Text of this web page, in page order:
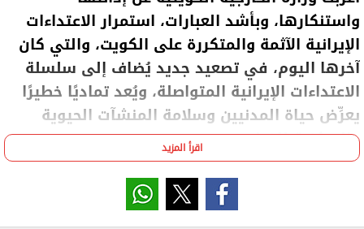
واستنكارها، وبأشد العبارات، استمرار الاعتداءات
الإيرانية الآثمة والمتكررة على الكويت، والتي كان
آخرها اليوم، في تصعيد جديد يُضاف إلى سلسلة
الاعتداءات الإيرانية المتواصلة، ويُعد تماديًا خطيرًا
يعرِّض حياة المدنيين وسلامة المنشآت الحيوية
والسكنية للخطر.
الوزارة، في بيان، اليوم الأربعاء، أن تكرار هذه
الاعتداءات يعكس نهجًا عدوانيًا منظمًا وانتهاكًا صارخًا
اقرأ المزيد